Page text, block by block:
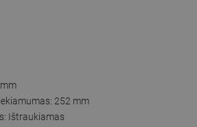
252 mm
Ištraukiamas